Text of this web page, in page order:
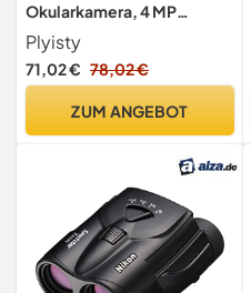
Okularkamera, 4 MP
Elektronische
Okularkamera, 2K-
Videoaufzeichnung,
Optische 30-mm-50-
Plyisty
71,02 € 78,02 €
ZUM ANGEBOT